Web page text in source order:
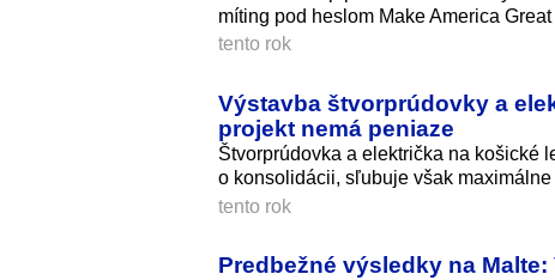
míting pod heslom Make America
tento rok
Výstavba štvorprúdovky a
projekt nemá peniaze
Štvorprúdovka a električka na košické
o konsolidácii, sľubuje však
tento rok
Predbežné výsledky na